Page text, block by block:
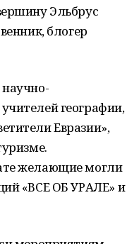
Эльбрус
блогер
географии,
Евразии»,
желающие могли
«ВСЕ ОБ УРАЛЕ» и